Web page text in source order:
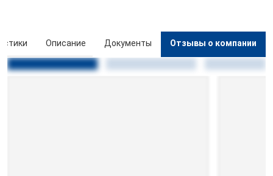
Описание Документы Отзывы о компании